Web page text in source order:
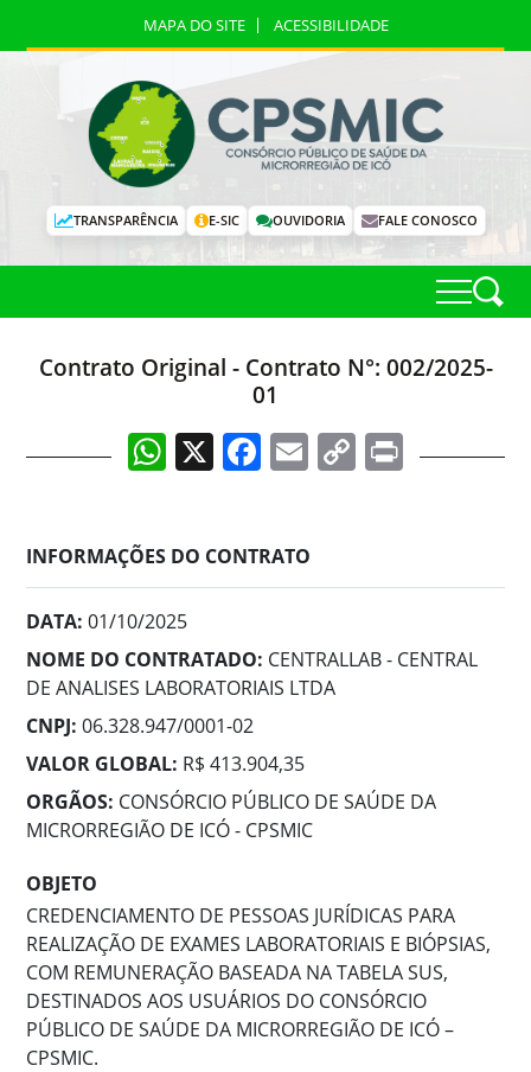
MAPA DO SITE ACESSIBILIDADE
TRANSPARÊNCIA E-SIC OUVIDORIA FALE CONOSCO
Contrato Original - Contrato N°: 002/2025-
01
WhatsApp
X Facebook
EmailCopyPrint
INFORMAÇÕES DO CONTRATO
DATA: 01/10/2025
NOME DO CONTRATADO: CENTRALLAB - CENTRAL
DE ANALISES LABORATORIAIS LTDA
CNPJ: 06.328.947/0001-02
VALOR GLOBAL: R$ 413.904,35
ORGÃOS: CONSÓRCIO PÚBLICO DE SAÚDE DA
MICRORREGIÃO DE ICÓ - CPSMIC
OBJETO
CREDENCIAMENTO DE PESSOAS JURÍDICAS PARA
REALIZAÇÃO DE EXAMES LABORATORIAIS E BIÓPSIAS,
COM REMUNERAÇÃO BASEADA NA TABELA SUS,
DESTINADOS AOS USUÁRIOS DO CONSÓRCIO
PÚBLICO DE SAÚDE DA MICRORREGIÃO DE ICÓ –
CPSMIC.